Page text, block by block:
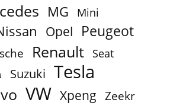
MG Mini
Opel Peugeot
Renault Seat
Suzuki Tesla
VW Xpeng Zeekr